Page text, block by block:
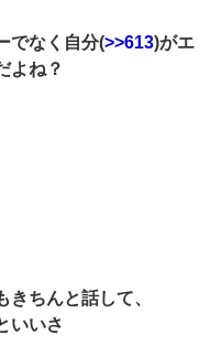
でなく自分(>>613)がエ
よね？
ちんと話して、
いいさ